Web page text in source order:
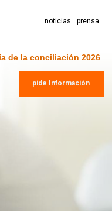
noticias prensa
de la conciliación 2026
pide Información